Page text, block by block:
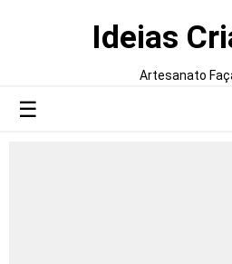
Ideias
Artesanato